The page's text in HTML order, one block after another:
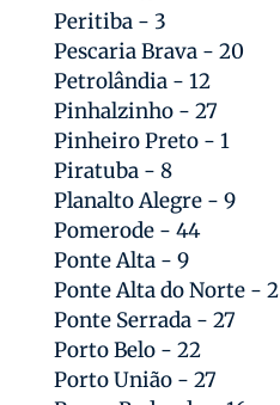
Peritiba - 3
Pescaria Brava - 20
Petrolândia - 12
Pinhalzinho - 27
Pinheiro Preto - 1
Piratuba - 8
Planalto Alegre - 9
Pomerode - 44
Ponte Alta - 9
Ponte Alta do Norte - 2
Ponte Serrada - 27
Porto Belo - 22
Porto União - 27